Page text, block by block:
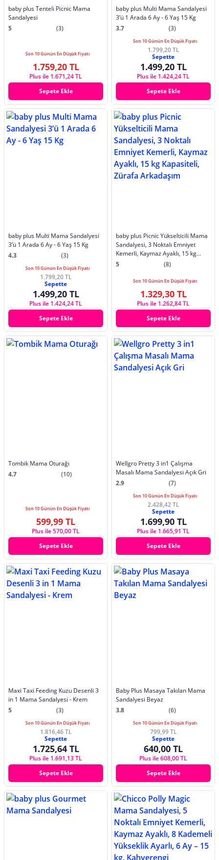
baby plus Tenteli Picnic Mama
Sandalyesi
5
(3)
Son 10 Günün En Düşük Fiyatı
1.759,20 TL
Plus ile 1.671,24 TL
Sepete Ekle
baby plus Multi Mama Sandalyesi
3’ü 1 Arada 6 Ay - 6 Yaş 15 Kg
3.7
(3)
Son 10 Günün En Düşük Fiyatı
1.799,20 TL
Sepette
1.499,20 TL
Plus ile 1.424,24 TL
Sepete Ekle
baby plus Multi Mama Sandalyesi
3’ü 1 Arada 6 Ay - 6 Yaş 15 Kg
4.3
(3)
Son 10 Günün En Düşük Fiyatı
1.799,20 TL
Sepette
1.499,20 TL
Plus ile 1.424,24 TL
Sepete Ekle
baby plus Picnic Yükselticili Mama
Sandalyesi, 3 Noktalı Emniyet
Kemerli, Kaymaz Ayaklı, 15 kg
Kapasiteli, Zürafa Arkadaşım
5 (8)
Son 10 Günün En Düşük Fiyatı
1.329,30 TL
Plus ile 1.262,84 TL
Sepete Ekle
Tombik Mama Oturağı
4.7
(10)
Son 10 Günün En Düşük Fiyatı
599,99 TL
Plus ile 570,00 TL
Sepete Ekle
Wellgro Pretty 3 in1 Çalışma
Masalı Mama Sandalyesi Açık Gri
2.9
(7)
Son 10 Günün En Düşük Fiyatı
2.428,42 TL
Sepette
1.699,90 TL
Plus ile 1.665,91 TL
Sepete Ekle
Maxi Taxi Feeding Kuzu Desenli 3
in 1 Mama Sandalyesi - Krem
5
(3)
Son 10 Günün En Düşük Fiyatı
1.816,46 TL
Sepette
1.725,64 TL
Plus ile 1.691,13 TL
Sepete Ekle
Baby Plus Masaya Takılan Mama
Sandalyesi Beyaz
3.8
(6)
Son 10 Günün En Düşük Fiyatı
799,99 TL
Sepette
640,00 TL
Plus ile 608,00 TL
Sepete Ekle